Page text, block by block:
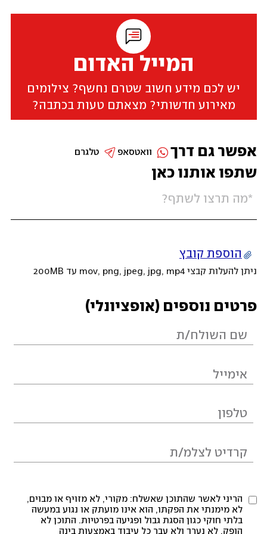
המייל האדום
יש לכם מידע חשוב שטרם נחשף? צילומים
מאירוע חדשותי? מצאתם טעות בכתבה?
שתפו אותנו כאן
הוספת קובץ
ניתן להעלות קבצי mov, png, jpeg, jpg, mp4 עד 200MB
פרטים נוספים (אופציונלי)
הריני לאשר שהתוכן שאשלח: מקורי, לא מזויף או מבוים,
לא מימנתי את הפקתו, הוא אינו מועתק או נגוע במעשה
בלתי חוקי כגון הסגת גבול ופגיעה בפרטיות. התוכן לא
הופק, לא נערך ולא עבר כל עיבוד באמצעות בינה
אפשר גם דרך טלגרם וואטסאפ